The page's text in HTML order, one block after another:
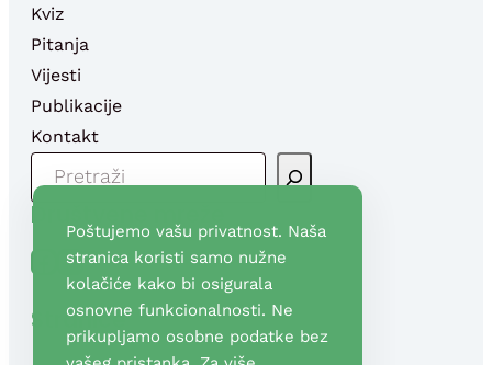
Kviz
Pitanja
Vijesti
Publikacije
Kontakt
R
R
G
Društvene mreže
Facebook YouTube
Stranice
Poštujemo vašu privatnost. Naša
stranica koristi samo nužne
kolačiće kako bi osigurala
osnovne funkcionalnosti. Ne
prikupljamo osobne podatke bez